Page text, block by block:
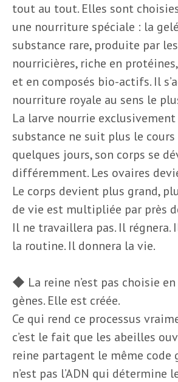
tout au tout. Elles sont
une nourriture spéciale : la
substance rare, produite par
nourricières, riche en
et en composés bio-actifs. Il
nourriture royale au sens le
La larve nourrie
substance ne suit plus le cours
quelques jours, son corps se
différemment. Les ovaires
Le corps devient plus grand,
de vie est multipliée par près
Il ne travaillera pas. Il régnera.
la routine. Il donnera la vie.
◆ La reine n’est pas choisie
gènes. Elle est créée.
Ce qui rend ce processus
c’est le fait que les abeilles
reine partagent le même code
n’est pas l’ADN qui détermine